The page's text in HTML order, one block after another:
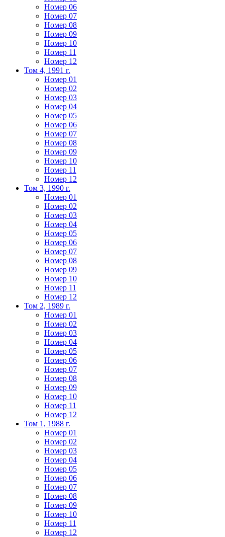
Номер 06
Номер 07
Номер 08
Номер 09
Номер 10
Номер 11
Номер 12
Том 4, 1991 г.
Номер 01
Номер 02
Номер 03
Номер 04
Номер 05
Номер 06
Номер 07
Номер 08
Номер 09
Номер 10
Номер 11
Номер 12
Том 3, 1990 г.
Номер 01
Номер 02
Номер 03
Номер 04
Номер 05
Номер 06
Номер 07
Номер 08
Номер 09
Номер 10
Номер 11
Номер 12
Том 2, 1989 г.
Номер 01
Номер 02
Номер 03
Номер 04
Номер 05
Номер 06
Номер 07
Номер 08
Номер 09
Номер 10
Номер 11
Номер 12
Том 1, 1988 г.
Номер 01
Номер 02
Номер 03
Номер 04
Номер 05
Номер 06
Номер 07
Номер 08
Номер 09
Номер 10
Номер 11
Номер 12